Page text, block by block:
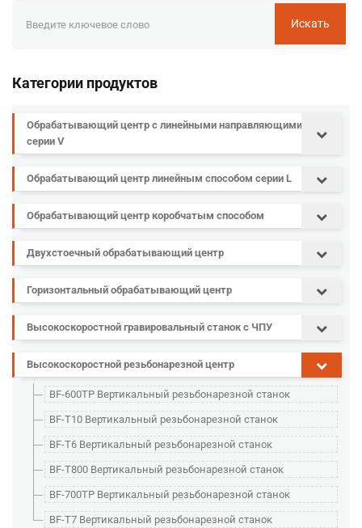
Искать
Категории продуктов
Обрабатывающий центр с линейными направляющими
серии V
Обрабатывающий центр линейным способом серии L
Обрабатывающий центр коробчатым способом
Двухстоечный обрабатывающий центр
Горизонтальный обрабатывающий центр
Высокоскоростной гравировальный станок с ЧПУ
Высокоскоростной резьбонарезной центр
BF-600TP Вертикальный резьбонарезной станок
BF-T10 Вертикальный резьбонарезной станок
BF-T6 Вертикальный резьбонарезной станок
BF-T800 Вертикальный резьбонарезной станок
BF-700TP Вертикальный резьбонарезной станок
BF-T7 Вертикальный резьбонарезной станок